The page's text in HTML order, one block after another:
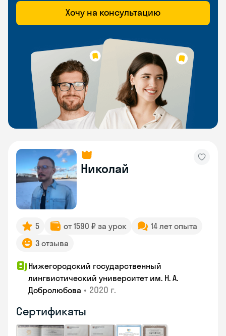
Хочу на консультацию
Николай
5 от 1590 ₽ за урок
14 лет опыта
3 отзыва
Нижегородский государственный
лингвистический университет им. Н. А.
Добролюбова • 2020 г.
Сертификаты